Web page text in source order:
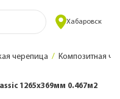
Хабаровск
черепица Композитная
1265х369мм 0.467м2